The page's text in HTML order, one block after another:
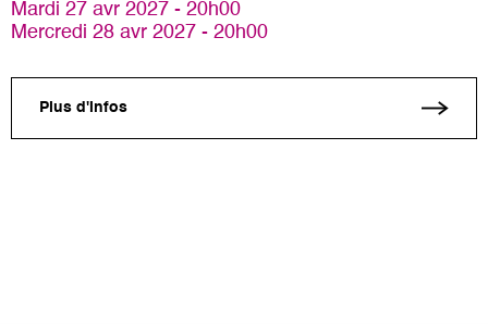
Mardi 27 avr 2027 - 20h00
Mercredi 28 avr 2027 - 20h00
Plus d'infos